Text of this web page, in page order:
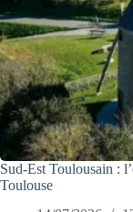
Sud-Est Toulousain :
Toulouse